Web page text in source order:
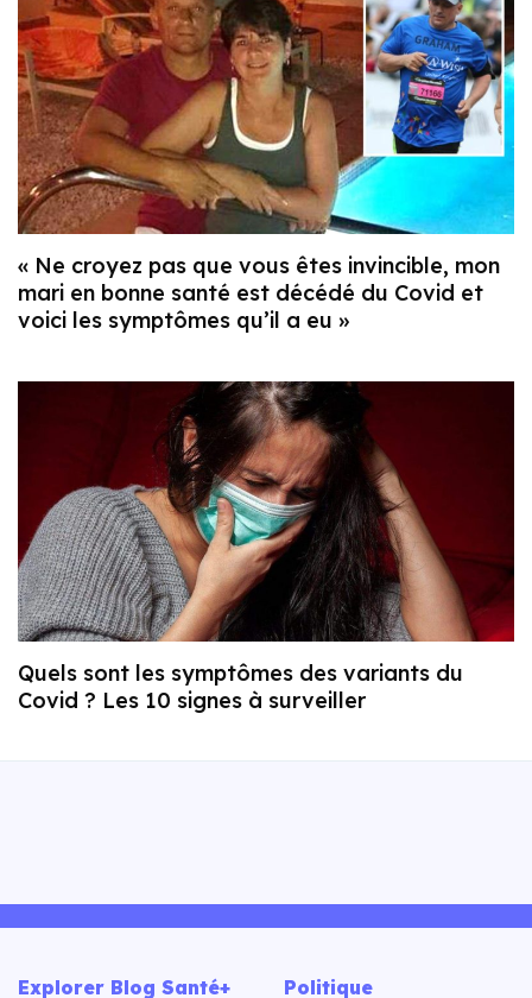
« Ne croyez pas que vous êtes invincible, mon
mari en bonne santé est décédé du Covid et
voici les symptômes qu’il a eu »
Quels sont les symptômes des variants du
Covid ? Les 10 signes à surveiller
Explorer Blog Santé+ Politique